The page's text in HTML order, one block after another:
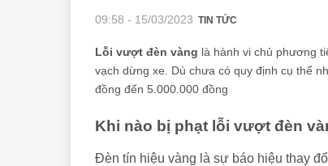
09:58 - 15/03/2023 TIN TỨC
Lỗi vượt đèn vàng là hành vi chủ phương
vạch dừng xe. Dù chưa có quy định cụ thể
đồng đến 5.000.000 đồng
Khi nào bị phạt lỗi vượt đèn
Đèn tín hiệu vàng là sự báo hiệu thay